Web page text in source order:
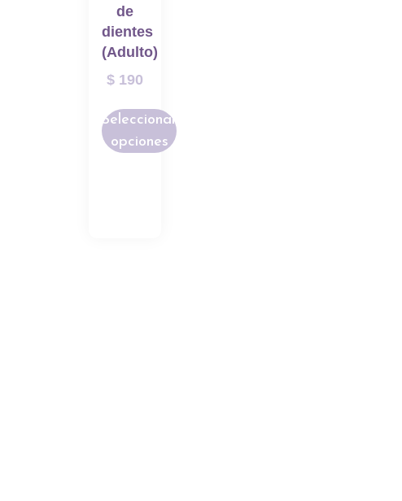
de
dientes
(Adulto)
$190
Seleccionar
opciones